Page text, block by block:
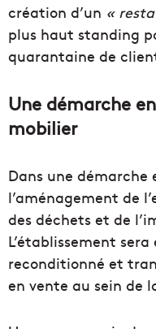
création d’un «
plus haut standing
quarantaine de
Une démarche
mobilier
Dans une démarche
l’aménagement de
des déchets et de
L’établissement
reconditionné et
en vente au sein de